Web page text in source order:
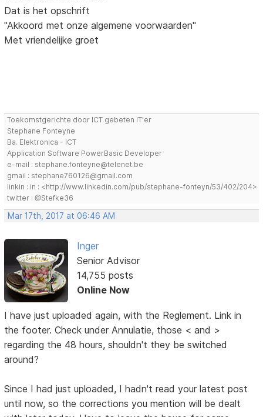
Dat is het opschrift
"Akkoord met onze algemene voorwaarden"
Met vriendelijke groet
Toekomstgerichte door ICT gebeten IT'er
Stephane Fonteyne
Ba. Elektronica - ICT
Application Software PowerBasic Developer
e-mail : stephane.fonteyne@telenet.be
gmail : stephane760126@gmail.com
linkin : in : <http://www.linkedin.com/pub/stephane-fonteyn/53/402/204>
twitter : @Stefke36
Mar 17th, 2017 at 06:46 AM
Inger
Senior Advisor
14,755 posts
Online Now
I have just uploaded again, with the Reglement. Link in
the footer. Check under Annulatie, those < and >
regarding the 48 hours, shouldn't they be switched
around?
Since I had just uploaded, I hadn't read your latest post
until now, so the corrections you mention will be dealt